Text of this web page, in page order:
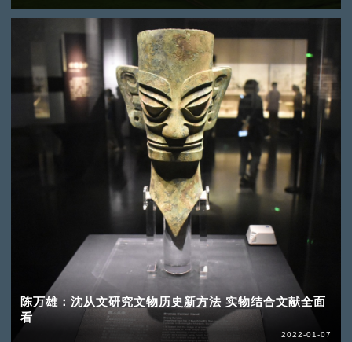
陈万雄：沈从文研究文物历史新方法 实物结合文献全面
看
2022-01-07